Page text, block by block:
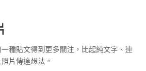
種貼文得到更多關注，比起純文字、連
片傳達想法。